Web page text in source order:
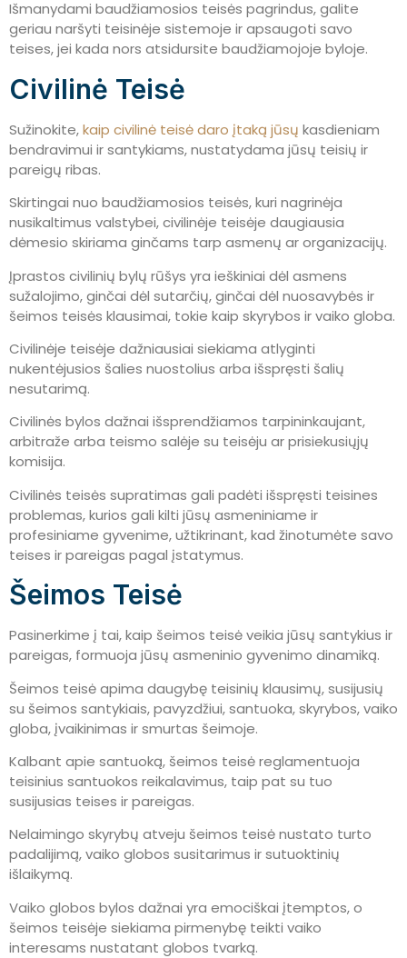
Išmanydami baudžiamosios teisės pagrindus, galite
geriau naršyti teisinėje sistemoje ir apsaugoti savo
teises, jei kada nors atsidursite baudžiamojoje byloje.
Civilinė Teisė
Sužinokite,kaip civilinė teisė daro įtaką jūsų kasdieniam
bendravimui ir santykiams, nustatydama jūsų teisių ir
pareigų ribas.
Skirtingai nuo baudžiamosios teisės, kuri nagrinėja
nusikaltimus valstybei, civilinėje teisėje daugiausia
dėmesio skiriama ginčams tarp asmenų ar organizacijų.
Įprastos civilinių bylų rūšys yra ieškiniai dėl asmens
sužalojimo, ginčai dėl sutarčių, ginčai dėl nuosavybės ir
šeimos teisės klausimai, tokie kaip skyrybos ir vaiko globa.
Civilinėje teisėje dažniausiai siekiama atlyginti
nukentėjusios šalies nuostolius arba išspręsti šalių
nesutarimą.
Civilinės bylos dažnai išsprendžiamos tarpininkaujant,
arbitraže arba teismo salėje su teisėju ar prisiekusiųjų
komisija.
Civilinės teisės supratimas gali padėti išspręsti teisines
problemas, kurios gali kilti jūsų asmeniniame ir
profesiniame gyvenime, užtikrinant, kad žinotumėte savo
teises ir pareigas pagal įstatymus.
Šeimos Teisė
Pasinerkime į tai, kaip šeimos teisė veikia jūsų santykius ir
pareigas, formuoja jūsų asmeninio gyvenimo dinamiką.
Šeimos teisė apima daugybę teisinių klausimų, susijusių
su šeimos santykiais, pavyzdžiui, santuoka, skyrybos, vaiko
globa, įvaikinimas ir smurtas šeimoje.
Kalbant apie santuoką, šeimos teisė reglamentuoja
teisinius santuokos reikalavimus, taip pat su tuo
susijusias teises ir pareigas.
Nelaimingo skyrybų atveju šeimos teisė nustato turto
padalijimą, vaiko globos susitarimus ir sutuoktinių
išlaikymą.
Vaiko globos bylos dažnai yra emociškai įtemptos, o
šeimos teisėje siekiama pirmenybę teikti vaiko
interesams nustatant globos tvarką.